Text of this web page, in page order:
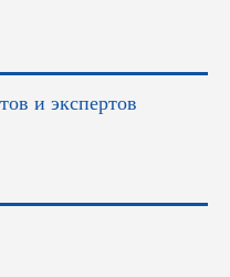
и экспертов